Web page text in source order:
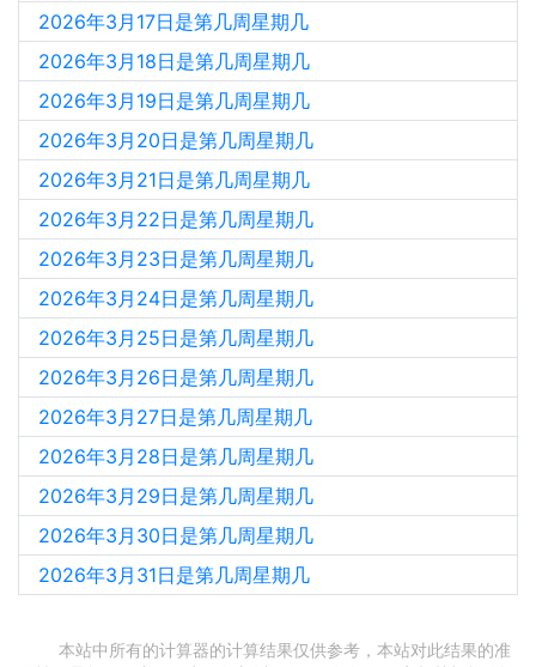
2026年3月17日是第几周星期几
2026年3月18日是第几周星期几
2026年3月19日是第几周星期几
2026年3月20日是第几周星期几
2026年3月21日是第几周星期几
2026年3月22日是第几周星期几
2026年3月23日是第几周星期几
2026年3月24日是第几周星期几
2026年3月25日是第几周星期几
2026年3月26日是第几周星期几
2026年3月27日是第几周星期几
2026年3月28日是第几周星期几
2026年3月29日是第几周星期几
2026年3月30日是第几周星期几
2026年3月31日是第几周星期几
本站中所有的计算器的计算结果仅供参考，本站对此结果的准